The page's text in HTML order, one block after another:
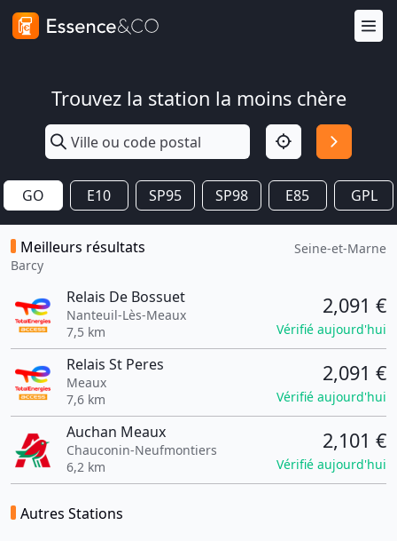
Trouvez la station la moins chère
GO E10 SP95 SP98 E85 GPL
Meilleurs résultats
Barcy
Seine-et-Marne
Relais De Bossuet
Nanteuil-Lès-Meaux
7,5 km
2,091 €
Vérifié aujourd'hui
Relais St Peres
Meaux
7,6 km
2,091 €
Vérifié aujourd'hui
Auchan Meaux
Chauconin-Neufmontiers
6,2 km
2,101 €
Vérifié aujourd'hui
Autres Stations